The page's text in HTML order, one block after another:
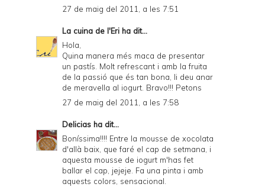
27 de maig del 2011, a les 7:51
La cuina de l'Eri ha dit...
Hola,
Quina manera més maca de presentar
un pastís. Molt refrescant i amb la fruita
de la passió que és tan bona, li deu anar
de meravella al iogurt. Bravo!!! Petons
27 de maig del 2011, a les 7:58
Delicias ha dit...
Boníssima!!!! Entre la mousse de xocolata
d'allà baix, que faré el cap de setmana, i
aquesta mousse de iogurt m'has fet
ballar el cap, jejeje. Fa una pinta i amb
aquests colors, sensacional.